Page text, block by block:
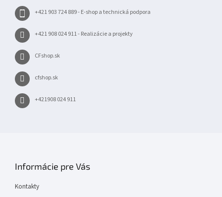
+421 903 724 889 - E-shop a technická podpora
+421 908 024 911 - Realizácie a projekty
CFshop.sk
cfshop.sk
+421908 024 911
Informácie pre Vás
Kontakty